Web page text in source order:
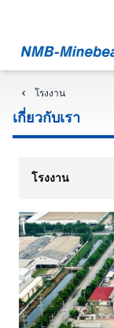
เกี่ยวกับเรา
โรงงาน
โรงงาน